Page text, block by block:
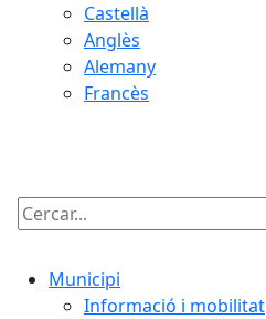
Castellà
Anglès
Alemany
Francès
Cercar:
Municipi
Informació i mobilitat